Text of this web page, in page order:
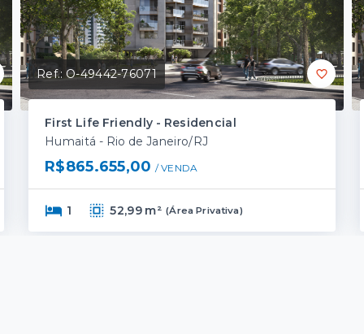
Ref.: O-49442-76071
First Life Friendly - Residencial
Humaitá - Rio de Janeiro/RJ
R$865.655,00 / VENDA
1 52,99 m² (Área Privativa)